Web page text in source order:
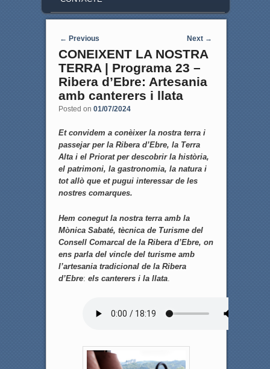
Post navigation
← Previous Next →
CONEIXENT LA NOSTRA
TERRA | Programa 23 –
Ribera d’Ebre: Artesania
amb canterers i llata
Posted on 01/07/2024
Et convidem a conèixer la nostra terra i
passejar per la Ribera d’Ebre, la Terra
Alta i el Priorat per descobrir la història,
el patrimoni, la gastronomia, la natura i
tot allò que et pugui interessar de les
nostres comarques.
Hem conegut la nostra terra amb la
Mònica Sabaté, tècnica de Turisme del
Consell Comarcal de la Ribera d’Ebre, on
ens parla del vincle del turisme amb
l’artesania tradicional de la Ribera
d’Ebre: els canterers i la llata.